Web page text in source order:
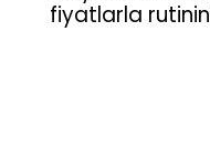
fiyatlarla